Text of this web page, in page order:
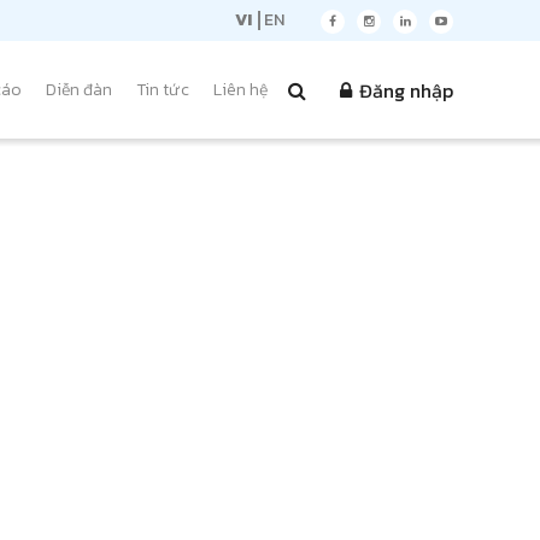
VI EN
Diễn đàn Tin tức Liên hệ Đăng nhập